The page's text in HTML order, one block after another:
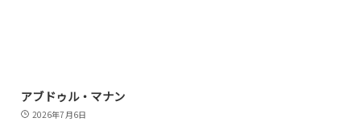
アブドゥル・マナン
2026年7月6日